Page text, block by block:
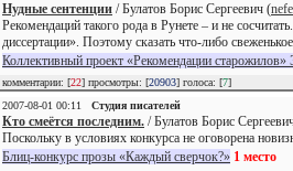
Нудные сентенции / Булатов Борис Сергеевич (
Рекомендаций такого рода в Рунете – и не
диссертации». Поэтому сказать что-либо
Коллективный проект «Рекомендации
комментарии: [22] просмотры: [20903] голоса: [7]
2007-08-01 00:11
Студия писателей
Кто смеётся последним. / Булатов Борис
Поскольку в условиях конкурса не оговорена
Блиц-конкурс прозы «Каждый сверчок?» 1 место